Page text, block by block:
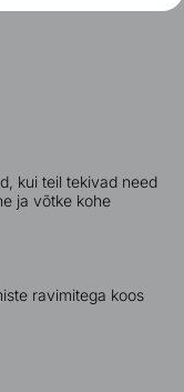
kui teil tekivad need
ja võtke kohe
ravimitega koos